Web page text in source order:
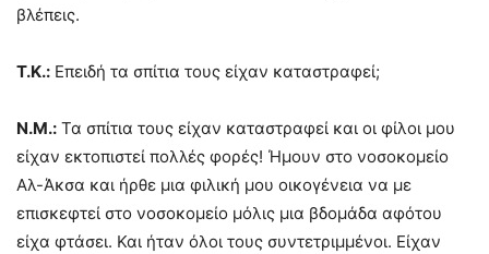
βλέπεις.
Τ.Κ.: Επειδή τα σπίτια τους είχαν καταστραφεί;
Ν.Μ.: Τα σπίτια τους είχαν καταστραφεί και οι φίλοι μου
είχαν εκτοπιστεί πολλές φορές! Ήμουν στο νοσοκομείο
Αλ-Άκσα και ήρθε μια φιλική μου οικογένεια να με
επισκεφτεί στο νοσοκομείο μόλις μια βδομάδα αφότου
είχα φτάσει. Και ήταν όλοι τους συντετριμμένοι. Είχαν